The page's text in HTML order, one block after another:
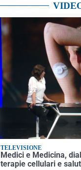
TELEVISIONE
Medici e Medicina,
terapie cellulari e